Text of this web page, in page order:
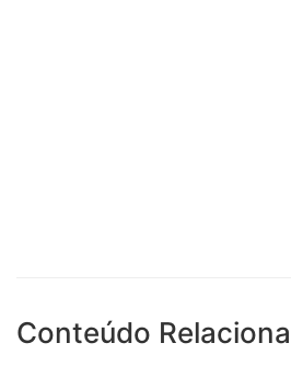
Conteúdo